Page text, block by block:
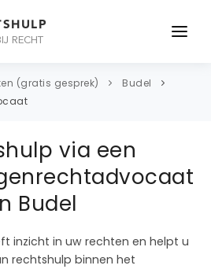
RECHT
(gratis gesprek)
Budel
via een
Budel
inzicht in uw rechten en helpt u
rechtshulp binnen het